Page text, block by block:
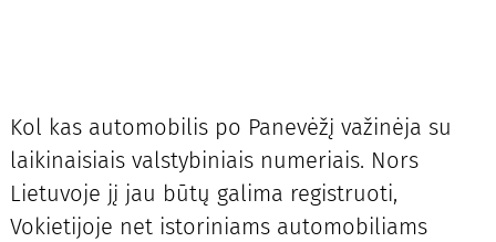
Kol kas automobilis po Panevėžį važinėja su
laikinaisiais valstybiniais numeriais. Nors
Lietuvoje jį jau būtų galima registruoti,
Vokietijoje net istoriniams automobiliams